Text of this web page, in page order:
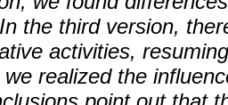
the third version,
activities,
realized the